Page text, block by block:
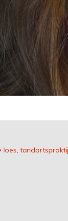
loes